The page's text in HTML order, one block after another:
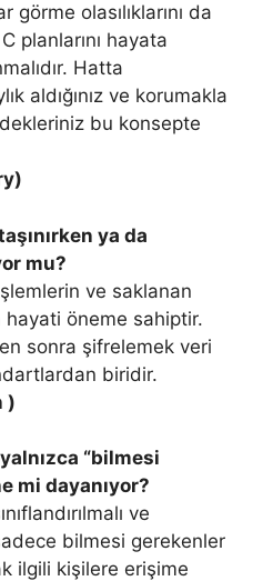
olasılıklarını da
planlarını hayata
Hatta
aldığınız ve korumakla
bu konsepte
ya da
mu?
ve saklanan
hayati öneme sahiptir.
sonra şifrelemek veri
biridir.
)
“bilmesi
mi dayanıyor?
ve
sadece bilmesi gerekenler
ilgili kişilere erişime